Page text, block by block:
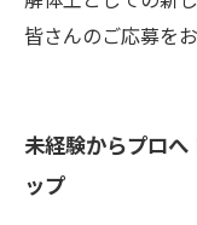
皆さんのご応募を
未経験からプロ
ップ